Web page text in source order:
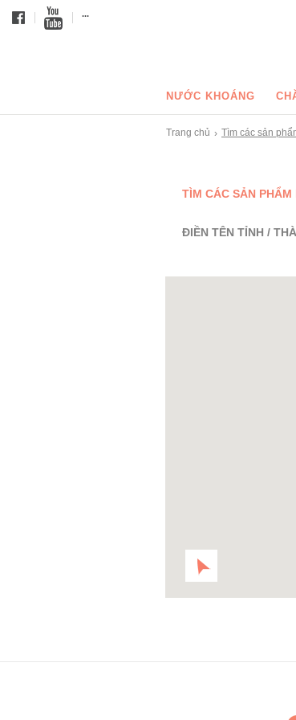
...
NƯỚC KHOÁNG
Trang chủ › Tìm các sản
TÌM CÁC SẢN PHẨM
ĐIỀN TÊN TỈNH /